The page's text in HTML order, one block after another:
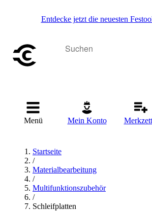
Entdecke jetzt die neuesten
Menü Mein Konto
Startseite
/
Materialbearbeitung
/
Multifunktionszubehör
/
Schleifplatten